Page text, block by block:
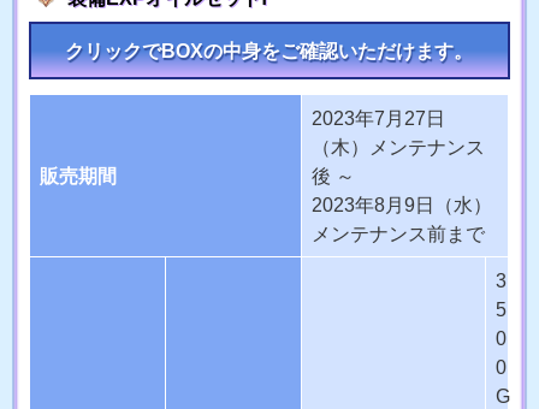
クリックでBOXの中身をご確認いただけます。
販売期間
2023年7月27日
（木）メンテナンス
後 ～
2023年8月9日（水）
メンテナンス前まで
3
5
0
0
G